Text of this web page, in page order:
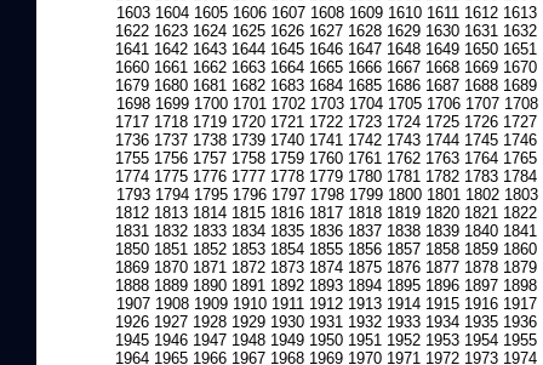
1603 1604 1605 1606 1607 1608 1609 1610 1611 1612 1613
1622 1623 1624 1625 1626 1627 1628 1629 1630 1631 1632
1641 1642 1643 1644 1645 1646 1647 1648 1649 1650 1651
1660 1661 1662 1663 1664 1665 1666 1667 1668 1669 1670
1679 1680 1681 1682 1683 1684 1685 1686 1687 1688 1689
1698 1699 1700 1701 1702 1703 1704 1705 1706 1707 1708
1717 1718 1719 1720 1721 1722 1723 1724 1725 1726 1727
1736 1737 1738 1739 1740 1741 1742 1743 1744 1745 1746
1755 1756 1757 1758 1759 1760 1761 1762 1763 1764 1765
1774 1775 1776 1777 1778 1779 1780 1781 1782 1783 1784
1793 1794 1795 1796 1797 1798 1799 1800 1801 1802 1803
1812 1813 1814 1815 1816 1817 1818 1819 1820 1821 1822
1831 1832 1833 1834 1835 1836 1837 1838 1839 1840 1841
1850 1851 1852 1853 1854 1855 1856 1857 1858 1859 1860
1869 1870 1871 1872 1873 1874 1875 1876 1877 1878 1879
1888 1889 1890 1891 1892 1893 1894 1895 1896 1897 1898
1907 1908 1909 1910 1911 1912 1913 1914 1915 1916 1917
1926 1927 1928 1929 1930 1931 1932 1933 1934 1935 1936
1945 1946 1947 1948 1949 1950 1951 1952 1953 1954 1955
1964 1965 1966 1967 1968 1969 1970 1971 1972 1973 1974